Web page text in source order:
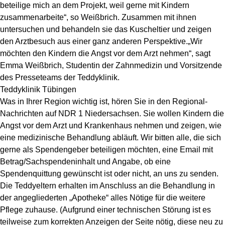
beteilige mich an dem Projekt, weil gerne mit Kindern
zusammenarbeite“, so Weißbrich. Zusammen mit ihnen
untersuchen und behandeln sie das Kuscheltier und zeigen
den Arztbesuch aus einer ganz anderen Perspektive.„Wir
möchten den Kindern die Angst vor dem Arzt nehmen“, sagt
Emma Weißbrich, Studentin der Zahnmedizin und Vorsitzende
des Presseteams der Teddyklinik.
Teddyklinik Tübingen
Was in Ihrer Region wichtig ist, hören Sie in den Regional-
Nachrichten auf NDR 1 Niedersachsen. Sie wollen Kindern die
Angst vor dem Arzt und Krankenhaus nehmen und zeigen, wie
eine medizinische Behandlung abläuft. Wir bitten alle, die sich
gerne als Spendengeber beteiligen möchten, eine Email mit
Betrag/Sachspendeninhalt und Angabe, ob eine
Spendenquittung gewünscht ist oder nicht, an uns zu senden.
Die Teddyeltern erhalten im Anschluss an die Behandlung in
der angegliederten „Apotheke“ alles Nötige für die weitere
Pflege zuhause. (Aufgrund einer technischen Störung ist es
teilweise zum korrekten Anzeigen der Seite nötig, diese neu zu